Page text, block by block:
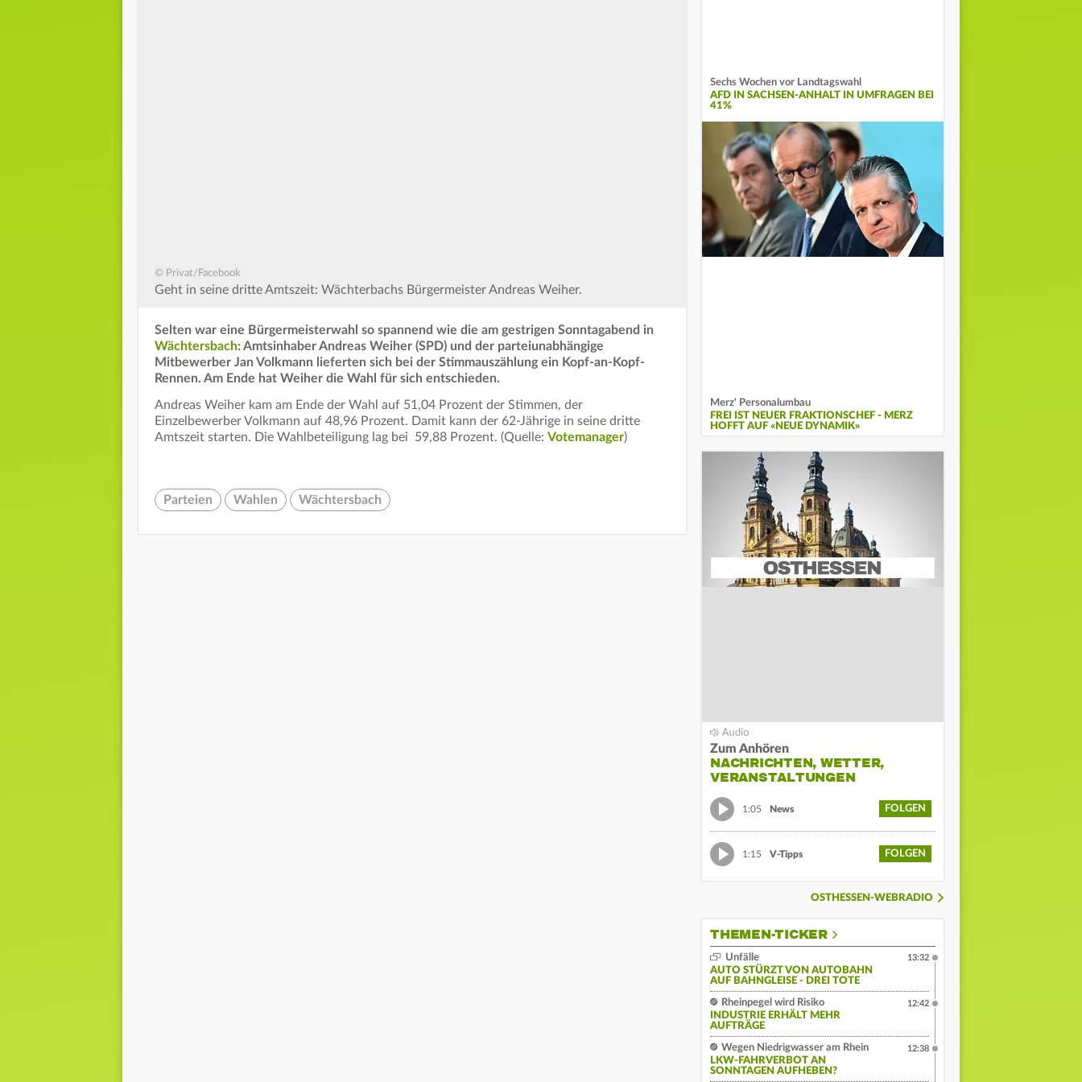
© Privat/Facebook
Geht in seine dritte Amtszeit: Wächterbachs Bürgermeister Andreas Weiher.
Selten war eine Bürgermeisterwahl so spannend wie die am gestrigen Sonntagabend in
Wächtersbach: Amtsinhaber Andreas Weiher (SPD) und der parteiunabhängige
Mitbewerber Jan Volkmann lieferten sich bei der Stimmauszählung ein Kopf-an-Kopf-
Rennen. Am Ende hat Weiher die Wahl für sich entschieden.
Andreas Weiher kam am Ende der Wahl auf 51,04 Prozent der Stimmen, der
Einzelbewerber Volkmann auf 48,96 Prozent. Damit kann der 62-Jährige in seine dritte
Amtszeit starten. Die Wahlbeteiligung lag bei 59,88 Prozent. (Quelle: Votemanager)
Parteien Wahlen Wächtersbach
Sechs Wochen vor Landtagswahl
AFD IN SACHSEN-ANHALT IN UMFRAGEN BEI
41%
Merz' Personalumbau
FREI IST NEUER FRAKTIONSCHEF - MERZ
HOFFT AUF «NEUE DYNAMIK»
Zum Anhören
NACHRICHTEN, WETTER,
VERANSTALTUNGEN
1:05 News FOLGEN
1:15 V-Tipps FOLGEN
OSTHESSEN-WEBRADIO
THEMEN-TICKER
Unfälle
AUTO STÜRZT VON AUTOBAHN
AUF BAHNGLEISE - DREI TOTE
13:32
Rheinpegel wird Risiko
INDUSTRIE ERHÄLT MEHR
AUFTRÄGE
12:42
Wegen Niedrigwasser am Rhein
LKW-FAHRVERBOT AN
SONNTAGEN AUFHEBEN?
12:38